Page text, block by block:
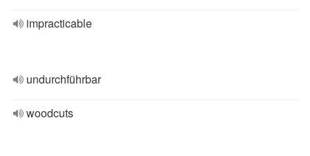
impracticable
undurchführbar
woodcuts